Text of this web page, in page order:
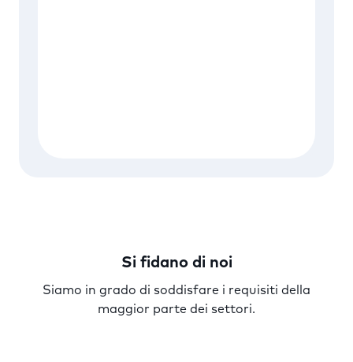
Si fidano di noi
Siamo in grado di soddisfare i requisiti della
maggior parte dei settori.